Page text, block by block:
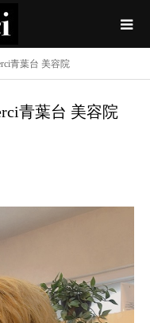
青葉台 美容院
青葉台 美容院